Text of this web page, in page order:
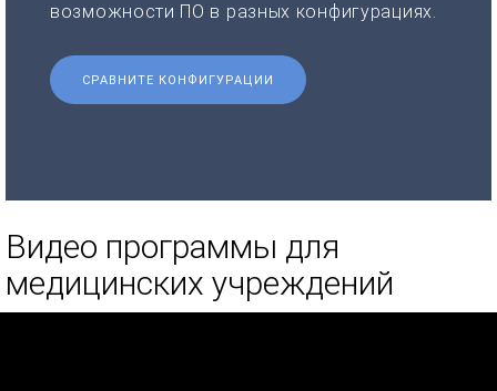
возможности ПО в разных конфигурациях.
СРАВНИТЕ КОНФИГУРАЦИИ
Видео программы для
медицинских учреждений